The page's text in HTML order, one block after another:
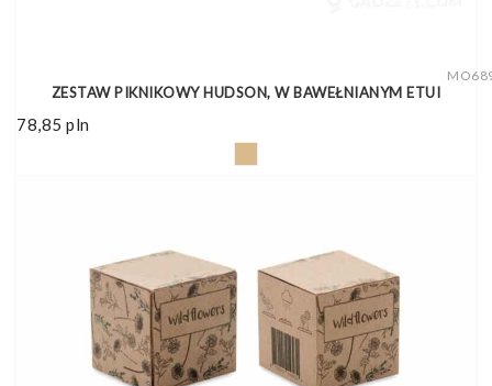
ZESTAW PIKNIKOWY HUDSON, W BAWEŁNIANYM ETUI
78,85 pln